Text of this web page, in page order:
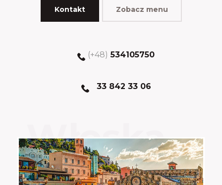
Kontakt Zobacz menu
(+48) 534105750
33 842 33 06